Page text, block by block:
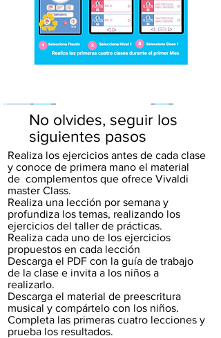
No olvides, seguir los
siguientes pasos
Realiza los ejercicios antes de cada clase
y conoce de primera mano el material
de complementos que ofrece Vivaldi
master Class.
Realiza una lección por semana y
profundiza los temas, realizando los
ejercicios del taller de prácticas.
Realiza cada uno de los ejercicios
propuestos en cada lección
Descarga el PDF con la guía de trabajo
de la clase e invita a los niños a
realizarlo.
Descarga el material de preescritura
musical y compártelo con los niños.
Completa las primeras cuatro lecciones y
prueba los resultados.